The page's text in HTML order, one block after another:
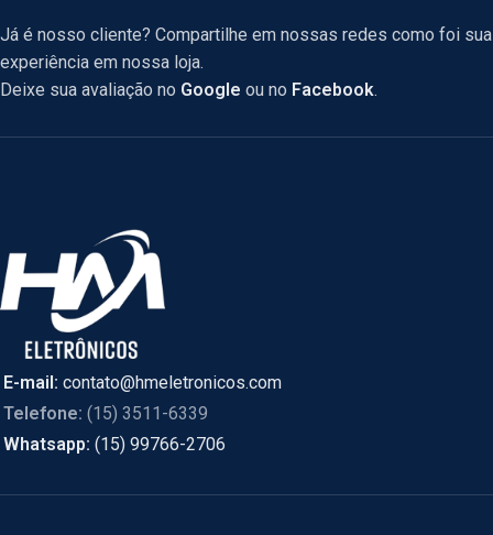
Já é nosso cliente? Compartilhe em nossas redes como foi sua
experiência em nossa loja.
Deixe sua avaliação no Google ou no Facebook.
E-mail: contato@hmeletronicos.com
Telefone: (15) 3511-6339
Whatsapp: (15) 99766-2706